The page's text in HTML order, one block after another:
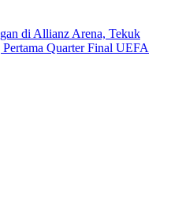
di Allianz Arena, Tekuk
Quarter Final UEFA